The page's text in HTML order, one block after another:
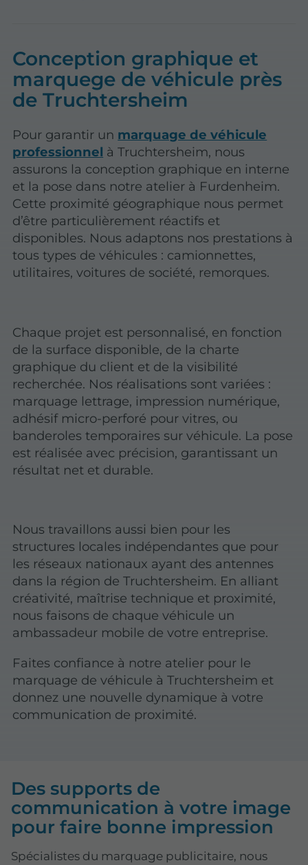
Conception graphique et
marquege de véhicule près
de Truchtersheim
Pour garantir un marquage de véhicule
professionnel à Truchtersheim, nous
assurons la conception graphique en interne
et la pose dans notre atelier à Furdenheim.
Cette proximité géographique nous permet
d’être particulièrement réactifs et
disponibles. Nous adaptons nos prestations à
tous types de véhicules : camionnettes,
utilitaires, voitures de société, remorques.
Chaque projet est personnalisé, en fonction
de la surface disponible, de la charte
graphique du client et de la visibilité
recherchée. Nos réalisations sont variées :
marquage lettrage, impression numérique,
adhésif micro-perforé pour vitres, ou
banderoles temporaires sur véhicule. La pose
est réalisée avec précision, garantissant un
résultat net et durable.
Nous travaillons aussi bien pour les
structures locales indépendantes que pour
les réseaux nationaux ayant des antennes
dans la région de Truchtersheim. En alliant
créativité, maîtrise technique et proximité,
nous faisons de chaque véhicule un
ambassadeur mobile de votre entreprise.
Faites confiance à notre atelier pour le
marquage de véhicule à Truchtersheim et
donnez une nouvelle dynamique à votre
communication de proximité.
Des supports de
communication à votre image
pour faire bonne impression
Spécialistes du marquage publicitaire, nous